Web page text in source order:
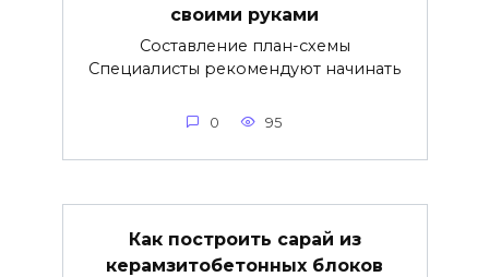
своими руками
Составление план-схемы
Специалисты рекомендуют начинать
0 95
Как построить сарай из
керамзитобетонных блоков